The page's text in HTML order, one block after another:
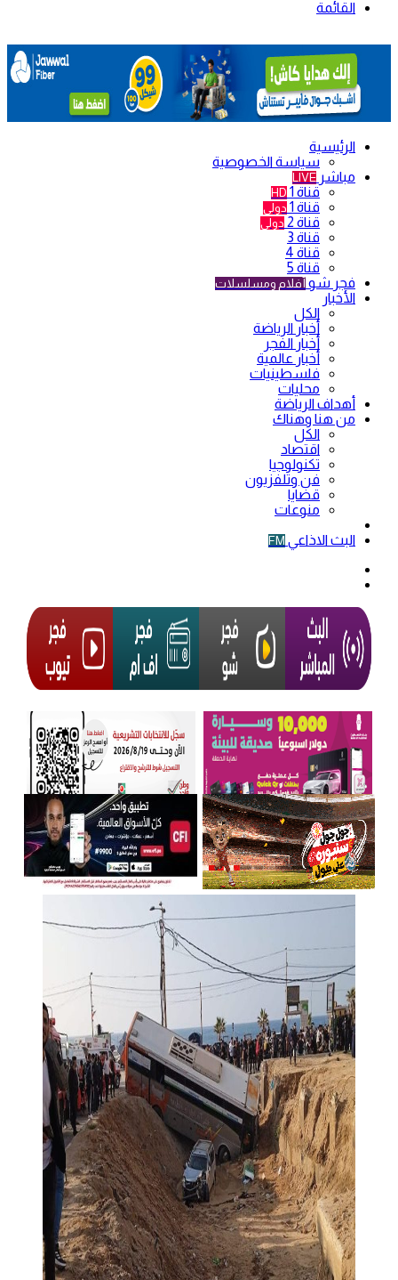
القائمة
الرئيسية
سياسة الخصوصية
مباشر LIVE
قناة 1 HD
قناة 1 دولي
قناة 2 دولي
قناة 3
قناة 4
قناة 5
فجر شو أفلام ومسلسلات
الأخبار
الكل
أخبار الرياضة
أخبار الفجر
أخبار عالمية
فلسطينيات
محليات
أهداف الرياضة
من هنا وهناك
الكل
اقتصاد
تكنولوجيا
فن وتلفزيون
قضايا
منوعات
البث الاذاعي FM